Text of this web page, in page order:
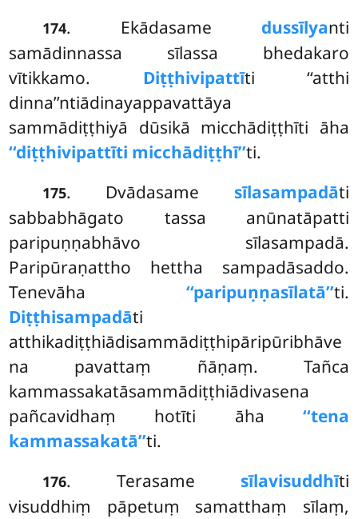
174. Ekādasame dussīlyanti
samādinnassa sīlassa bhedakaro
vītikkamo. Diṭṭhivipattīti ‘‘atthi
dinna’’ntiādinayappavattāya
sammādiṭṭhiyā dūsikā micchādiṭṭhīti āha
‘‘diṭṭhivipattīti micchādiṭṭhī’’ti.
175. Dvādasame sīlasampadāti
sabbabhāgato tassa anūnatāpatti
paripuṇṇabhāvo sīlasampadā.
Paripūraṇattho hettha sampadāsaddo.
Tenevāha ‘‘paripuṇṇasīlatā’’ti.
Diṭṭhisampadāti
atthikadiṭṭhiādisammādiṭṭhipāripūribhāve
na pavattaṃ ñāṇaṃ. Tañca
kammassakatāsammādiṭṭhiādivasena
pañcavidhaṃ hotīti āha ‘‘tena
kammassakatā’’ti.
176. Terasame sīlavisuddhīti
visuddhiṃ pāpetuṃ samatthaṃ sīlaṃ,